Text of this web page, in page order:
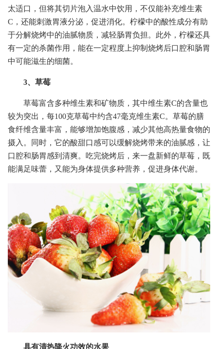
太适口，但将其切片泡入温水中饮用，不仅能补充维生素
C，还能刺激胃液分泌，促进消化。柠檬中的酸性成分有助
于分解烧烤中的油腻物质，减轻肠胃负担。此外，柠檬还具
有一定的杀菌作用，能在一定程度上抑制烧烤后口腔和肠胃
中可能滋生的细菌。
3、草莓
草莓富含多种维生素和矿物质，其中维生素C的含量也
较为突出，每100克草莓中约含47毫克维生素C。草莓的膳
食纤维含量丰富，能够增加饱腹感，减少其他高热量食物的
摄入。同时，它的酸甜口感可以缓解烧烤带来的油腻感，让
口腔和肠胃感到清爽。吃完烧烤后，来一盘新鲜的草莓，既
能满足味蕾，又能为身体提供多种营养，促进身体代谢。
具有清热降火功效的水果